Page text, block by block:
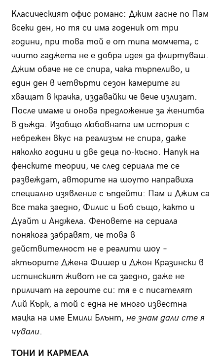
Класическият офис романс: Джим гасне по Пам
всеки ден, но тя си има годеник от три
години, при това той е от типа момчета, с
чиито гаджета не е добра идея да флиртуваш.
Джим обаче не се спира, чака търпеливо, и
един ден в четвърти сезон камерите ги
хващат в крачка, издавайки че вече излизат.
После имаме и онова предложение за женитба
в дъжда. Изобщо любовната им история с
небрежен вкус на реализъм не спира, даже
няколко години и две деца по-късно. Напук на
фенските теории, че след сериала те се
развеждат, авторите на шоуто направиха
специално изявление с ъпдейти: Пам и Джим са
все така заедно, Филис и Боб също, както и
Дуайт и Анджела. Феновете на сериала
понякога забравят, че това в
действителност не е реалити шоу –
актьорите Джена Фишер и Джон Кразински в
истинският живот не са заедно, даже не
приличат на героите си: тя е с писателят
Лий Кърк, а той с една не много известна
мацка на име Емили Блънт, не знам дали сте я
чували.
ТОНИ И КАРМЕЛА